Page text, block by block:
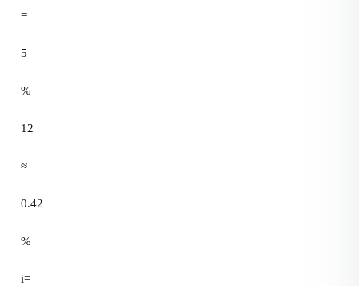
=
5
%
12
≈
0.42
%
i=